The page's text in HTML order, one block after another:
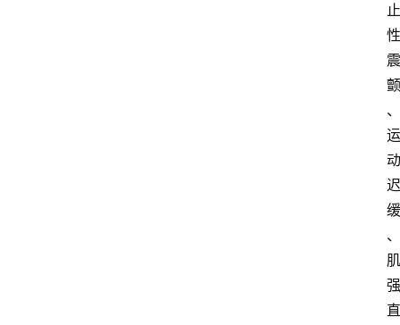
止
性
震
颤
、
运
动
迟
缓
、
肌
强
直